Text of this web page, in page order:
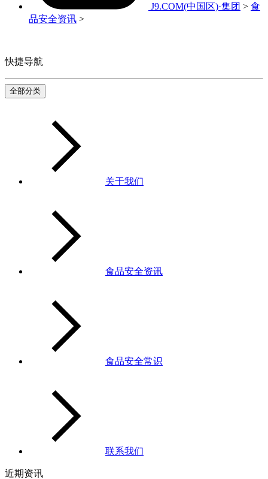
J9.COM(中国区)·集团 > 食
品安全资讯 >
快捷导航
全部分类
关于我们
食品安全资讯
食品安全常识
联系我们
近期资讯